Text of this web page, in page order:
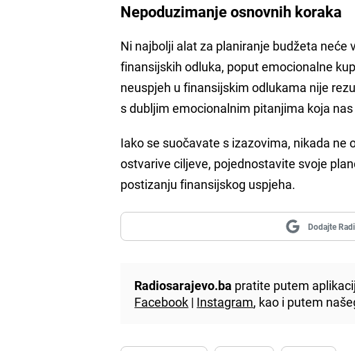
Nepoduzimanje osnovnih koraka
Ni najbolji alat za planiranje budžeta
finansijskih odluka, poput emocionalne
neuspjeh u finansijskim odlukama nije
s dubljim emocionalnim pitanjima koja
Iako se suočavate s izazovima, nikada
ostvarive ciljeve, pojednostavite svoje
postizanju finansijskog uspjeha.
Dodajte
Radiosarajevo.ba pratite putem
Facebook | Instagram, kao i putem